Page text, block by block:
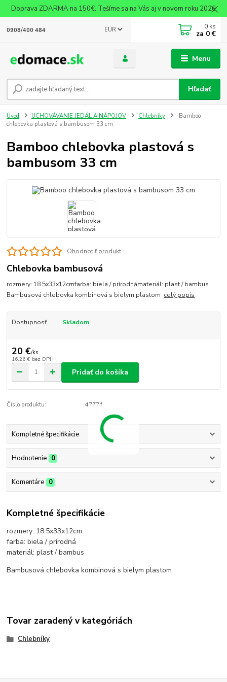
Doprava ZDARMA na 150€. Tešíme sa na Vás aj v novom roku 2026
Menu
EUR
Hľadať
0908/400 484 0 ks
za 0 €
Úvod UCHOVÁVANIE JEDÁL A NÁPOJOV Chlebníky
Bamboo
chlebovka plastová s bambusom 33 cm
Bamboo chlebovka plastová s
bambusom 33 cm
Ohodnotiť produkt
Chlebovka bambusová
rozmery: 18.5x33x12cmfarba: biela / prírodnámateriál: plast / bambus
Bambusová chlebovka kombinová s bielym plastom celý popis
Dostupnosť Skladom
20 €/ks
16,26 € bez DPH
Pridať do košíka
Číslo produktu: 47774
Kompletné špecifikácie
Hodnotenie 0
Komentáre 0
Kompletné špecifikácie
rozmery: 18.5x33x12cm
farba: biela / prírodná
materiál: plast / bambus
Bambusová chlebovka kombinová s bielym plastom
Tovar zaradený v kategóriách
Chlebníky